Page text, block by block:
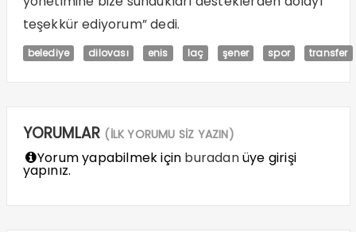
teşekkür ediyorum” dedi.
belediye dilovası enis laç şener spor transfer
YORUMLAR (İLK YORUMU SİZ YAZIN)
Yorum yapabilmek için buradanüye girişi
yapınız.